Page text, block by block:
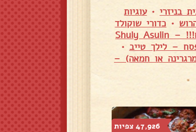
בניזרי •עוגיות
• כדורי שוקולד
צ׳ורוס חלומי ללא ביצים!!! – Shuly Asulin
– לילך טייב •
או חמאה) –
47,926 צפיות